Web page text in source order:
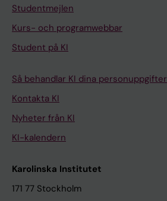
Studentmejlen
Kurs- och programwebbar
Student på KI
Så behandlar KI dina personuppgifter
Kontakta KI
Nyheter från KI
KI-kalendern
Karolinska Institutet
171 77 Stockholm